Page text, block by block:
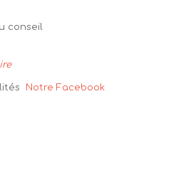
conseil
Notre Facebook